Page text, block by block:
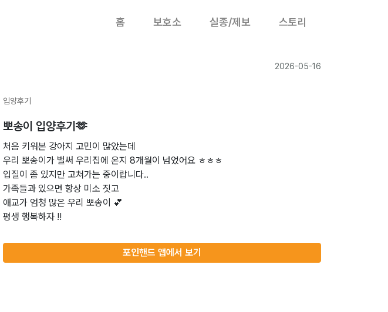
홈 보호소 실종/제보 스토리
2026-05-16
입양후기
뽀송이 입양후기🫶
처음 키워본 강아지 고민이 많았는데
우리 뽀송이가 벌써 우리집에 온지 8개월이 넘었어요 ㅎㅎㅎ
입질이 좀 있지만 고쳐가는 중이랍니다..
가족들과 있으면 항상 미소 짓고
애교가 엄청 많은 우리 뽀송이 💕
평생 행복하자 !!
포인핸드 앱에서 보기